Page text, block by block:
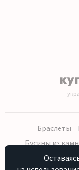
Браслеты
Бусины из
Кольца, серьги